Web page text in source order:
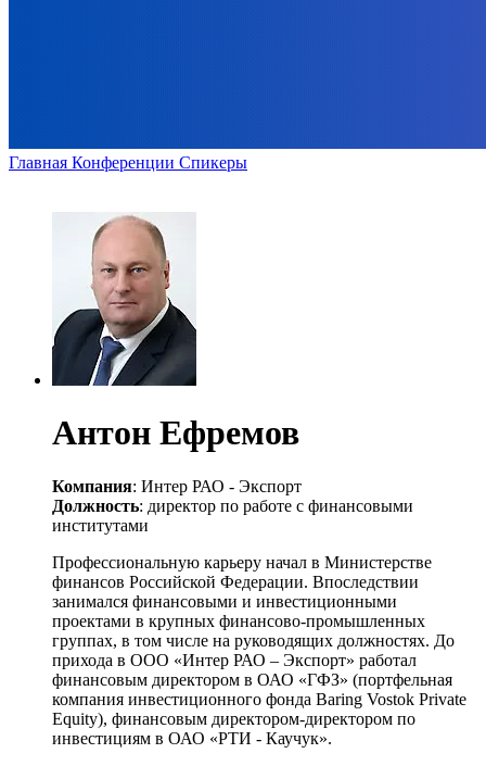
Главная Конференции Спикеры
Антон Ефремов
Компания: Интер РАО - Экспорт
Должность: директор по работе с финансовыми
институтами
Профессиональную карьеру начал в Министерстве
финансов Российской Федерации. Впоследствии
занимался финансовыми и инвестиционными
проектами в крупных финансово-промышленных
группах, в том числе на руководящих должностях. До
прихода в ООО «Интер РАО – Экспорт» работал
финансовым директором в ОАО «ГФЗ» (портфельная
компания инвестиционного фонда Baring Vostok Private
Equity), финансовым директором-директором по
инвестициям в ОАО «РТИ - Каучук».